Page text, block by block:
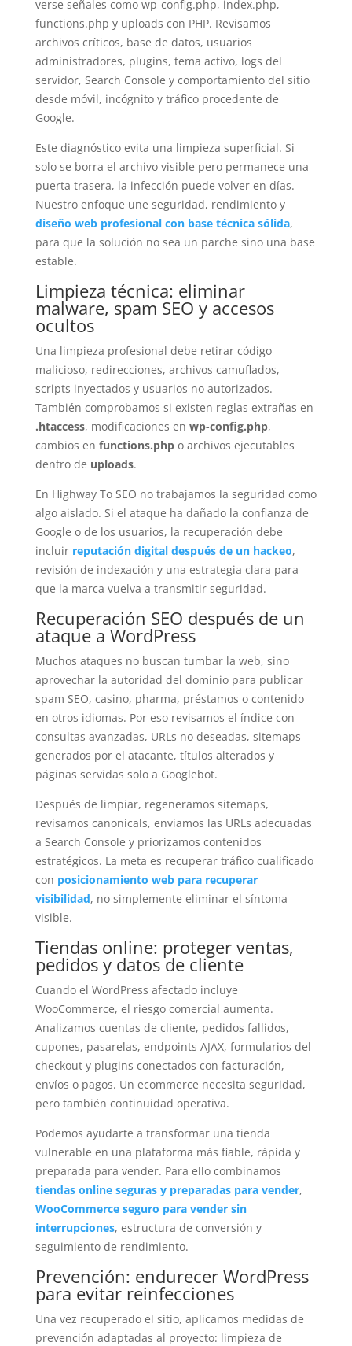
verse señales como wp-config.php, index.php,
functions.php y uploads con PHP. Revisamos
archivos críticos, base de datos, usuarios
administradores, plugins, tema activo, logs del
servidor, Search Console y comportamiento del sitio
desde móvil, incógnito y tráfico procedente de
Google.
Este diagnóstico evita una limpieza superficial. Si
solo se borra el archivo visible pero permanece una
puerta trasera, la infección puede volver en días.
Nuestro enfoque une seguridad, rendimiento y
diseño web profesional con base técnica sólida,
para que la solución no sea un parche sino una base
estable.
Limpieza técnica: eliminar
malware, spam SEO y accesos
ocultos
Una limpieza profesional debe retirar código
malicioso, redirecciones, archivos camuflados,
scripts inyectados y usuarios no autorizados.
También comprobamos si existen reglas extrañas en
.htaccess, modificaciones en wp-config.php,
cambios en functions.phpo archivos ejecutables
dentro de uploads.
En Highway To SEO no trabajamos la seguridad como
algo aislado. Si el ataque ha dañado la confianza de
Google o de los usuarios, la recuperación debe
incluir reputación digital después de un hackeo,
revisión de indexación y una estrategia clara para
que la marca vuelva a transmitir seguridad.
Recuperación SEO después de un
ataque a WordPress
Muchos ataques no buscan tumbar la web, sino
aprovechar la autoridad del dominio para publicar
spam SEO, casino, pharma, préstamos o contenido
en otros idiomas. Por eso revisamos el índice con
consultas avanzadas, URLs no deseadas, sitemaps
generados por el atacante, títulos alterados y
páginas servidas solo a Googlebot.
Después de limpiar, regeneramos sitemaps,
revisamos canonicals, enviamos las URLs adecuadas
a Search Console y priorizamos contenidos
estratégicos. La meta es recuperar tráfico cualificado
con posicionamiento web para recuperar
visibilidad, no simplemente eliminar el síntoma
visible.
Tiendas online: proteger ventas,
pedidos y datos de cliente
Cuando el WordPress afectado incluye
WooCommerce, el riesgo comercial aumenta.
Analizamos cuentas de cliente, pedidos fallidos,
cupones, pasarelas, endpoints AJAX, formularios del
checkout y plugins conectados con facturación,
envíos o pagos. Un ecommerce necesita seguridad,
pero también continuidad operativa.
Podemos ayudarte a transformar una tienda
vulnerable en una plataforma más fiable, rápida y
preparada para vender. Para ello combinamos
tiendas online seguras y preparadas para vender,
WooCommerce seguro para vender sin
interrupciones, estructura de conversión y
seguimiento de rendimiento.
Prevención: endurecer WordPress
para evitar reinfecciones
Una vez recuperado el sitio, aplicamos medidas de
prevención adaptadas al proyecto: limpieza de